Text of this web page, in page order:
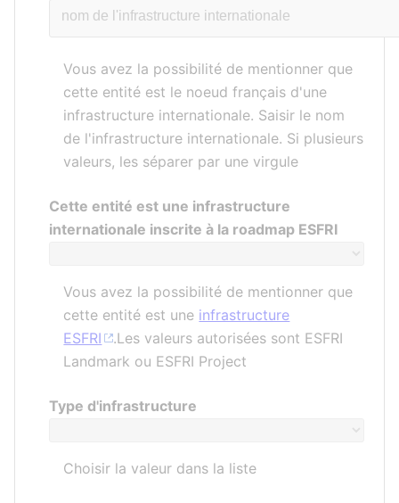
Vous avez la possibilité de mentionner que
cette entité est le noeud français d'une
infrastructure internationale. Saisir le nom
de l'infrastructure internationale. Si plusieurs
valeurs, les séparer par une virgule
Cette entité est une infrastructure
internationale inscrite à la roadmap ESFRI
Vous avez la possibilité de mentionner que
cette entité est une infrastructure
ESFRI
.Les valeurs autorisées sont ESFRI
Landmark ou ESFRI Project
Type d'infrastructure
Choisir la valeur dans la liste